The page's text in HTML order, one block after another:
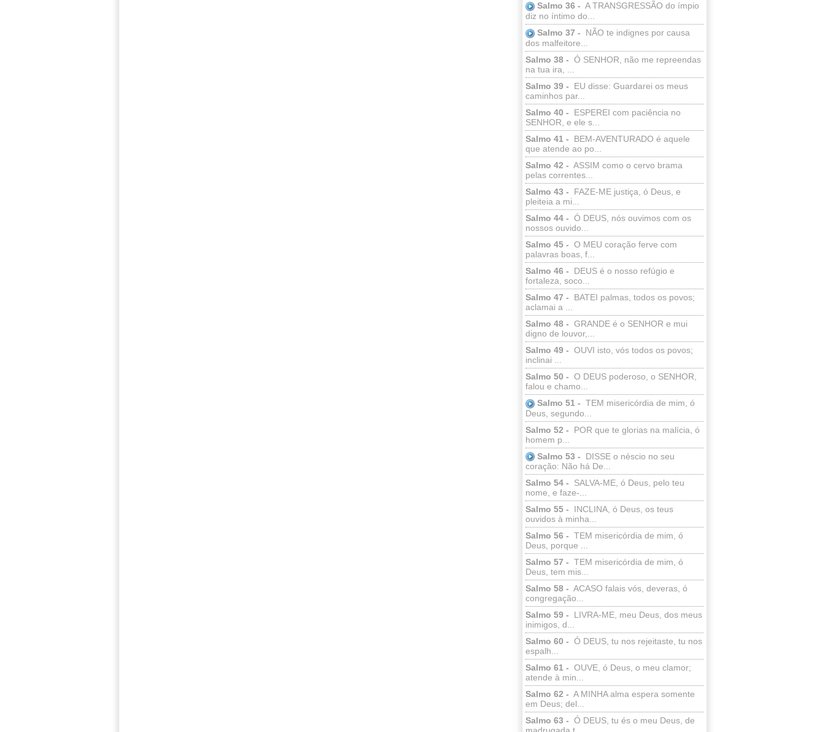
Salmo 36 - A TRANSGRESSÃO do ímpio
diz no íntimo do...
Salmo 37 -
NÃO te indignes por causa
dos malfeitore...
Salmo 38 - Ó SENHOR, não me repreendas
na tua ira, ...
Salmo 39 -
EU disse: Guardarei os meus
caminhos par...
Salmo 40 -
ESPEREI com paciência no
SENHOR, e ele s...
Salmo 41 -
BEM-AVENTURADO é aquele
que atende ao po...
Salmo 42 - ASSIM como o cervo brama
pelas correntes...
Salmo 43 -
FAZE-ME justiça, ó Deus, e
pleiteia a mi...
Salmo 44 - Ó DEUS, nós ouvimos com os
nossos ouvido...
Salmo 45 - O MEU coração ferve com
palavras boas, f...
Salmo 46 -
DEUS é o nosso refúgio e
fortaleza, soco...
Salmo 47 -
BATEI palmas, todos os povos;
aclamai a ...
Salmo 48 - GRANDE é o SENHOR e mui
digno de louvor,...
Salmo 49 - OUVI isto, vós todos os povos;
inclinai ...
Salmo 50 - O DEUS poderoso, o SENHOR,
falou e chamo...
Salmo 51 - TEM misericórdia de mim, ó
Deus, segundo...
Salmo 52 -
POR que te glorias na malícia, ó
homem p...
Salmo 53 -
DISSE o néscio no seu
coração: Não há De...
Salmo 54 -
SALVA-ME, ó Deus, pelo teu
nome, e faze-...
Salmo 55 -
INCLINA, ó Deus, os teus
ouvidos à minha...
Salmo 56 - TEM misericórdia de mim, ó
Deus, porque ...
Salmo 57 - TEM misericórdia de mim, ó
Deus, tem mis...
Salmo 58 - ACASO falais vós, deveras, ó
congregação...
Salmo 59 -
LIVRA-ME, meu Deus, dos meus
inimigos, d...
Salmo 60 - Ó DEUS, tu nos rejeitaste, tu nos
espalh...
Salmo 61 - OUVE, ó Deus, o meu clamor;
atende à min...
Salmo 62 - A MINHA alma espera somente
em Deus; del...
Salmo 63 - Ó DEUS, tu és o meu Deus, de